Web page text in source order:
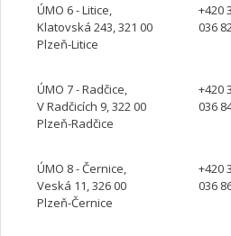
ÚMO 6 - Litice,
Klatovská 243, 321 00
Plzeň-Litice
+420
036
ÚMO 7 - Radčice,
V Radčicích 9, 322 00
Plzeň-Radčice
+420
036
ÚMO 8 - Černice,
Veská 11, 326 00
Plzeň-Černice
+420
036